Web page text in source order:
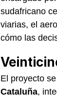
sudafricano
viarias, el
cómo las
El proyecto
Cataluña,